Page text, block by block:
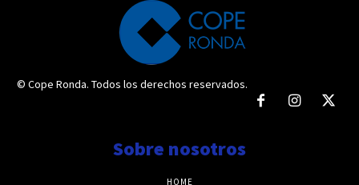
© Cope Ronda. Todos los derechos reservados.
Sobre nosotros
HOME